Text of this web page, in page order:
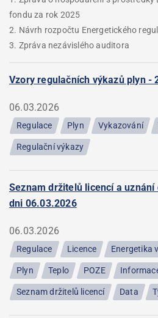
fondu za rok 2025
2. Návrh rozpočtu Energetického
3. Zpráva nezávislého auditora
Vzory regulačních výkazů plyn -
06.03.2026
Regulace Plyn Vykazování
Regulační výkazy
Seznam držitelů licencí a
dni 06.03.2026
06.03.2026
Regulace Licence Energetika
Plyn Teplo POZE
Seznam držitelů licencí Data